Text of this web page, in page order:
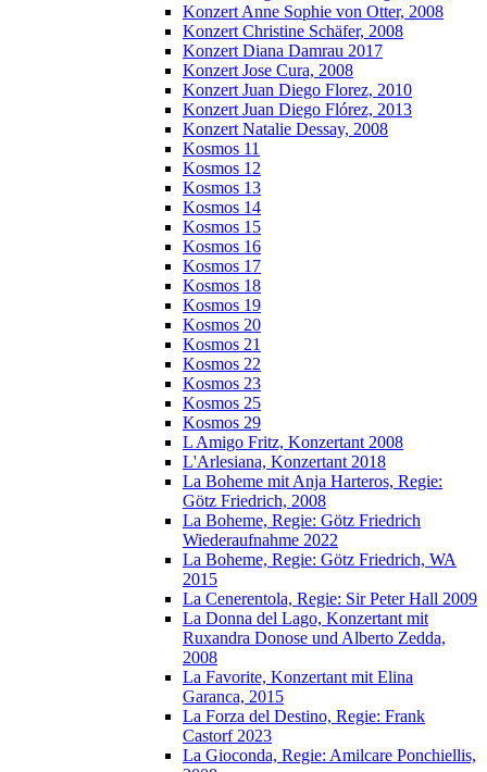
Konzert Anne Sophie von Otter, 2008
Konzert Christine Schäfer, 2008
Konzert Diana Damrau 2017
Konzert Jose Cura, 2008
Konzert Juan Diego Florez, 2010
Konzert Juan Diego Flórez, 2013
Konzert Natalie Dessay, 2008
Kosmos 11
Kosmos 12
Kosmos 13
Kosmos 14
Kosmos 15
Kosmos 16
Kosmos 17
Kosmos 18
Kosmos 19
Kosmos 20
Kosmos 21
Kosmos 22
Kosmos 23
Kosmos 25
Kosmos 29
L Amigo Fritz, Konzertant 2008
L'Arlesiana, Konzertant 2018
La Boheme mit Anja Harteros, Regie:
Götz Friedrich, 2008
La Boheme, Regie: Götz Friedrich
Wiederaufnahme 2022
La Boheme, Regie: Götz Friedrich, WA
2015
La Cenerentola, Regie: Sir Peter Hall 2009
La Donna del Lago, Konzertant mit
Ruxandra Donose und Alberto Zedda,
2008
La Favorite, Konzertant mit Elina
Garanca, 2015
La Forza del Destino, Regie: Frank
Castorf 2023
La Gioconda, Regie: Amilcare Ponchiellis,